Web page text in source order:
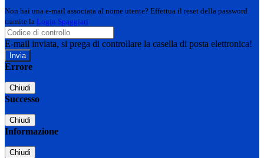
Non hai una e-mail associata al nome utente? Effettua il reset della password
tramite la Login Spaggiari
E-mail inviata, si prega di controllare la casella di posta elettronica!
Errore
Chiudi
Successo
Chiudi
Informazione
Chiudi